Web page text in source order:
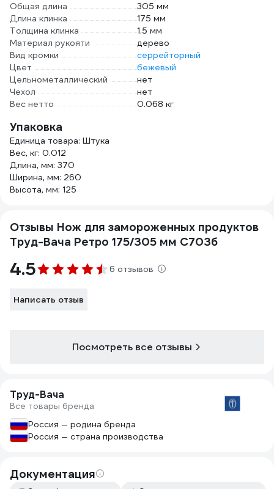
Общая длина
305 мм
Длина клинка
175 мм
Толщина клинка
1.5 мм
Материал рукояти
дерево
Вид кромки
серрейторный
Цвет
бежевый
Цельнометаллический
нет
Чехол
нет
Вес нетто
0.068 кг
Упаковка
Единица товара: Штука
Вес, кг: 0.012
Длина, мм: 370
Ширина, мм: 260
Высота, мм: 125
Отзывы Нож для замороженных продуктов
Труд-Вача Ретро 175/305 мм С703б
4.5 6 отзывов
Написать отзыв
Посмотреть все отзывы
Труд-Вача
Все товары бренда
Россия — родина бренда
Россия — страна производства
Документация